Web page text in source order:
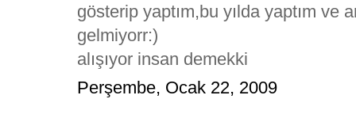
gösterip yaptım,bu yılda yaptım ve
gelmiyorr:)
alışıyor insan demekki
Perşembe, Ocak 22, 2009